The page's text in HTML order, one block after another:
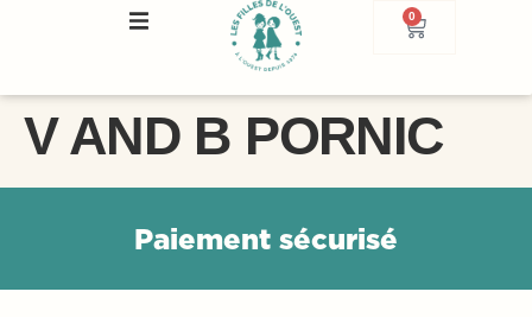
0
V AND B PORNIC
Paiement sécurisé